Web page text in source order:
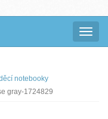
notebooky
gray-1724829